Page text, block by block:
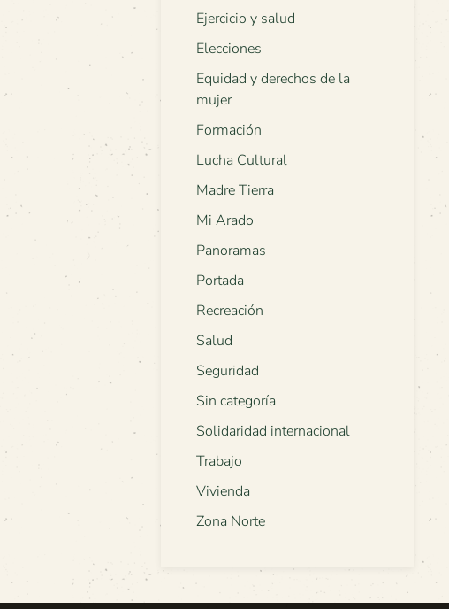
Ejercicio y salud
Elecciones
Equidad y derechos de la
mujer
Formación
Lucha Cultural
Madre Tierra
Mi Arado
Panoramas
Portada
Recreación
Salud
Seguridad
Sin categoría
Solidaridad internacional
Trabajo
Vivienda
Zona Norte